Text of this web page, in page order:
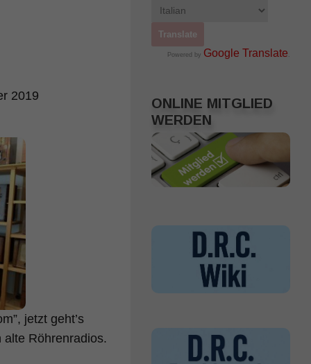
2019
jetzt geht’s
Röhrenradios.
Powered by Google Translate .
ONLINE MITGLIED
WERDEN